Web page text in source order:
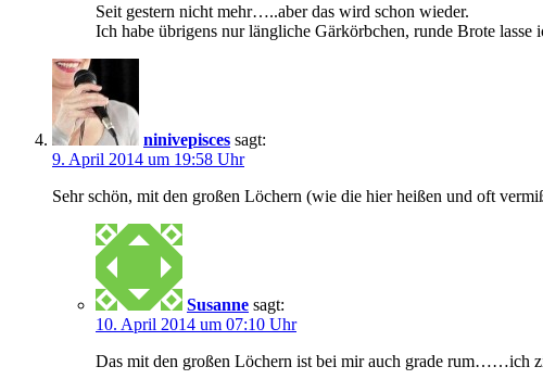
Seit gestern nicht mehr…..aber das wird schon wieder.
Ich habe übrigens nur längliche Gärkörbchen, runde Brote
ninivepisces sagt:
9. April 2014 um 19:58 Uhr
Sehr schön, mit den großen Löchern (wie die hier heißen und oft
Susanne sagt:
10. April 2014 um 07:10 Uhr
Das mit den großen Löchern ist bei mir auch grade rum……ich